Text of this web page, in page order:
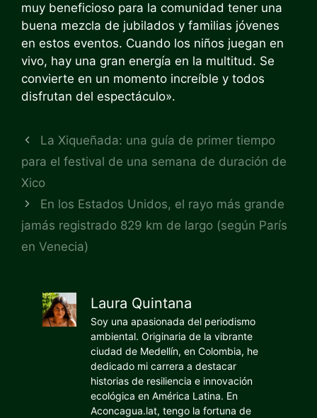
muy beneficioso para la comunidad tener una
buena mezcla de jubilados y familias jóvenes
en estos eventos. Cuando los niños juegan en
vivo, hay una gran energía en la multitud. Se
convierte en un momento increíble y todos
disfrutan del espectáculo».
La Xiqueñada: una guía de primer tiempo
para el festival de una semana de duración de
Xico
En los Estados Unidos, el rayo más grande
jamás registrado 829 km de largo (según París
en Venecia)
Laura Quintana
Soy una apasionada del periodismo
ambiental. Originaria de la vibrante
ciudad de Medellín, en Colombia, he
dedicado mi carrera a destacar
historias de resiliencia e innovación
ecológica en América Latina. En
Aconcagua.lat, tengo la fortuna de